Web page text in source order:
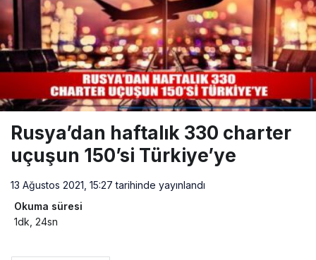
Rusya’dan haftalık 330 charter
uçuşun 150’si Türkiye’ye
13 Ağustos 2021, 15:27 tarihinde yayınlandı
Okuma süresi
1dk, 24sn